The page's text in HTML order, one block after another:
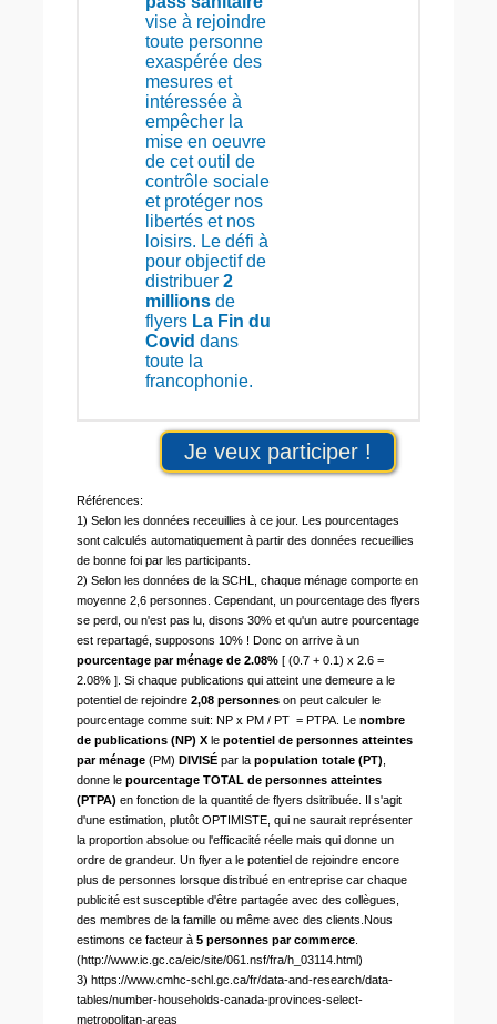
vise à rejoindre
toute personne
exaspérée des
mesures et
intéressée à
empêcher la
mise en oeuvre
de cet outil de
contrôle sociale
et protéger nos
libertés et nos
loisirs. Le défi à
pour objectif de
distribuer 2
millions de
flyers La Fin du
Covid dans
toute la
francophonie.
Je veux participer !
Références:
1) Selon les données receuillies à ce jour. Les pourcentages
sont calculés automatiquement à partir des données recueillies
de bonne foi par les participants.
2) Selon les données de la SCHL, chaque ménage comporte en
moyenne 2,6 personnes. Cependant, un pourcentage des flyers
se perd, ou n'est pas lu, disons 30% et qu'un autre pourcentage
est repartagé, supposons 10% ! Donc on arrive à un
pourcentage par ménage de 2.08% [ (0.7 + 0.1) x 2.6 =
2.08% ]. Si chaque publications qui atteint une demeure a le
potentiel de rejoindre 2,08 personnes on peut calculer le
pourcentage comme suit: NP x PM / PT = PTPA. Le nombre
de publications (NP) X le potentiel de personnes atteintes
par ménage (PM) DIVISÉ par la population totale (PT)
donne le pourcentage TOTAL de personnes atteintes
(PTPA) en fonction de la quantité de flyers dsitribuée. Il s'agit
d'une estimation, plutôt OPTIMISTE, qui ne saurait représenter
la proportion absolue ou l'efficacité réelle mais qui donne un
ordre de grandeur. Un flyer a le potentiel de rejoindre encore
plus de personnes lorsque distribué en entreprise car chaque
publicité est susceptible d'être partagée avec des collègues,
des membres de la famille ou même avec des clients.Nous
estimons ce facteur à 5 personnes par commerce
(http://www.ic.gc.ca/eic/site/061.nsf/fra/h_03114.html)
3) https://www.cmhc-schl.gc.ca/fr/data-and-research/data-
tables/number-households-canada-provinces-select-
metropolitan-areas